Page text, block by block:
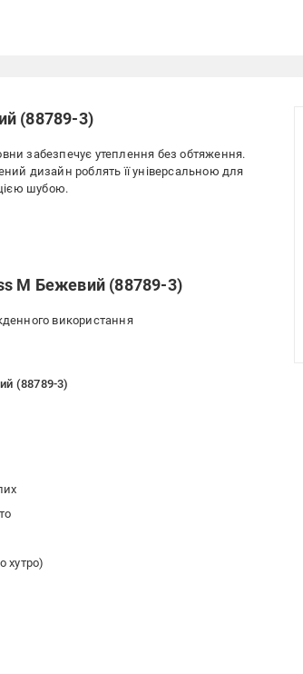
(88789-3)
забезпечує утеплення без обтяження.
дизайн роблять її універсальною для
шубою.
M Бежевий (88789-3)
використання
(88789-3)
хутро)